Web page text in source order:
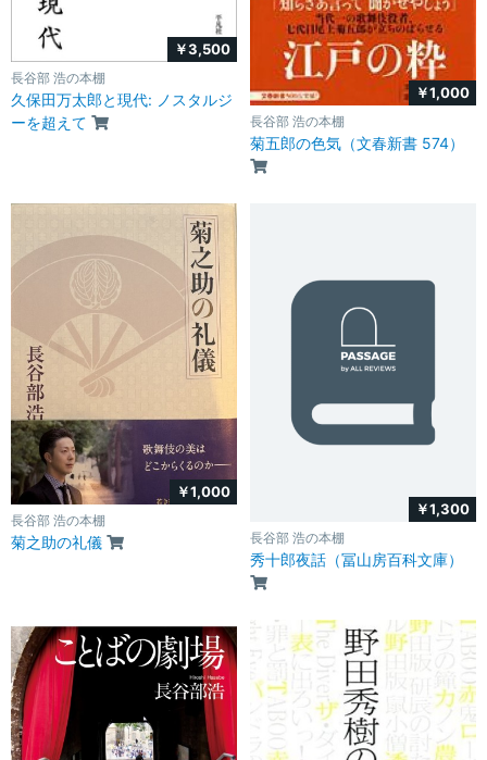
￥3,500
長谷部 浩の本棚
久保田万太郎と現代: ノスタルジ
ーを超えて
￥1,000
長谷部 浩の本棚
菊五郎の色気（文春新書 574）
￥1,000
長谷部 浩の本棚
菊之助の礼儀
￥1,300
長谷部 浩の本棚
秀十郎夜話（冨山房百科文庫）